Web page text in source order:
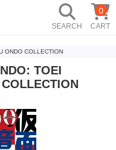
SEARCH CART
0
ONDO COLLECTION
TOEI